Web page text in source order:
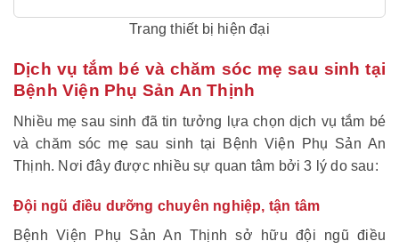
Trang thiết bị hiện đại
Dịch vụ tắm bé và chăm sóc mẹ sau sinh tại
Bệnh Viện Phụ Sản An Thịnh
Nhiều mẹ sau sinh đã tin tưởng lựa chọn dịch vụ tắm bé
và chăm sóc mẹ sau sinh tại Bệnh Viện Phụ Sản An
Thịnh. Nơi đây được nhiều sự quan tâm bởi 3 lý do sau:
Đội ngũ điều dưỡng chuyên nghiệp, tận tâm
Bệnh Viện Phụ Sản An Thịnh sở hữu đội ngũ điều